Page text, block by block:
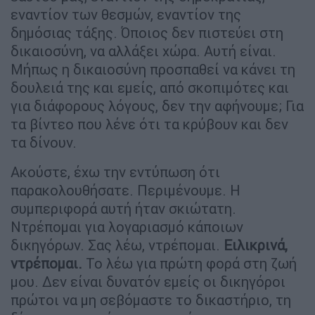
εναντίον των θεσμών, εναντίον της
δημόσιας τάξης. Όποιος δεν πιστεύει στη
δικαιοσύνη, να αλλάξει χώρα. Αυτή είναι.
Μήπως η δικαιοσύνη προσπαθεί να κάνει τη
δουλειά της και εμείς, από σκοπιμότες και
για διάφορους λόγους, δεν την αφήνουμε; Για
τα βίντεο που λένε ότι τα κρύβουν και δεν
τα δίνουν.
Ακούστε, έχω την εντύπωση ότι
παρακολουθήσατε. Περιμένουμε. Η
συμπεριφορά αυτή ήταν σκιώτατη.
Ντρέπομαι για λογαριασμό κάποιων
δικηγόρων. Σας λέω, ντρέπομαι. Ειλικρινά,
ντρέπομαι. Το λέω για πρώτη φορά στη ζωή
μου. Δεν είναι δυνατόν εμείς οι δικηγόροι
πρώτοι να μη σεβόμαστε το δικαστήριο, τη